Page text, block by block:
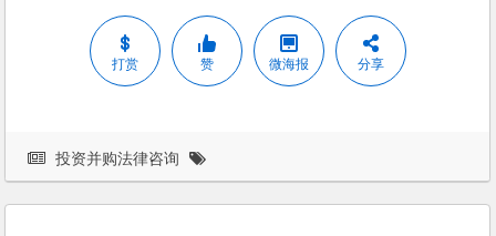
打赏 赞 微海报 分享
投资并购法律咨询